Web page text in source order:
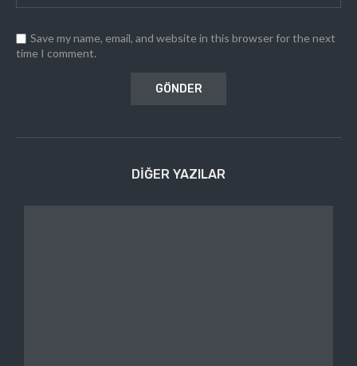
Save my name, email, and website in this browser for the next
time I comment.
DIĞER YAZILAR